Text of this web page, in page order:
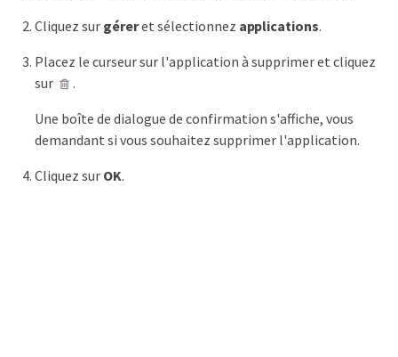
Cliquez sur géreret sélectionnez applications.
Placez le curseur sur l'application à supprimer et cliquez
sur
.
Une boîte de dialogue de confirmation s'affiche, vous
demandant si vous souhaitez supprimer l'application.
Cliquez sur OK.